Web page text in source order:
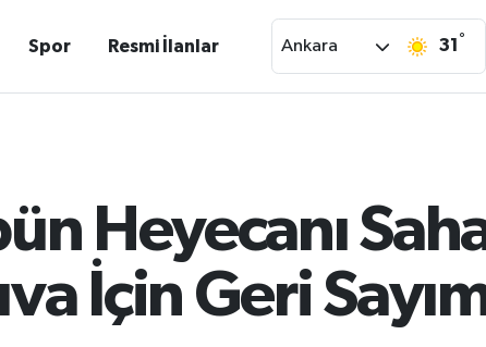
Spor Resmi İlanlar Ankara 31 °
Heyecanı
İçin Geri